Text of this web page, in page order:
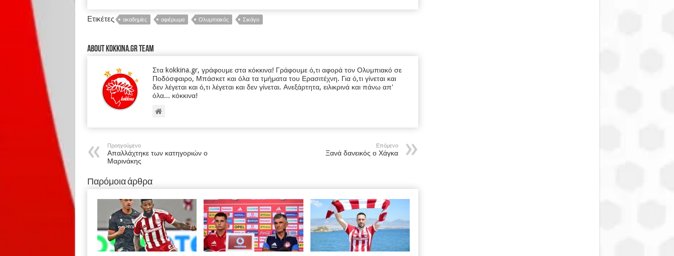
Ετικέτες ακαδημίες αφιέρωμα Ολυμπιακός Σικάγο
About kokkina.gr TEAM
Στα kokkina.gr, γράφουμε στα κόκκινα! Γράφουμε ό,τι αφορά τον Ολυμπιακό σε
Ποδόσφαιρο, Μπάσκετ και όλα τα τμήματα του Ερασιτέχνη. Για ό,τι γίνεται και
δεν λέγεται και ό,τι λέγεται και δεν γίνεται. Ανεξάρτητα, ειλικρινά και πάνω απ'
όλα... κόκκινα!
Προηγούμενο
Απαλλάχτηκε των κατηγοριών ο
Μαρινάκης
Επόμενο
Ξανά δανεικός ο Χάγκα
Παρόμοια άρθρα